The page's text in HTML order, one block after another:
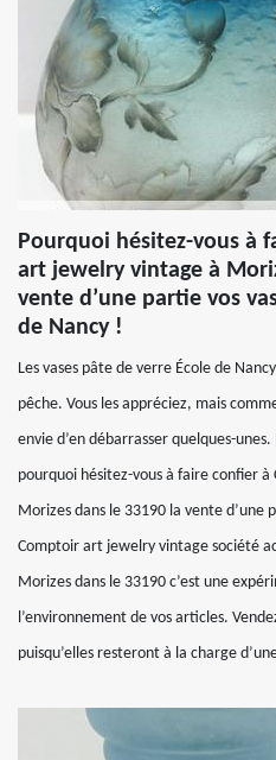
Pourquoi hésitez-vous à
art jewelry vintage à
vente d’une partie vos
de Nancy !
Les vases pâte de verre École de
pêche. Vous les appréciez, mais
envie d’en débarrasser quelques-
pourquoi hésitez-vous à faire confier
Morizes dans le 33190 la vente d’une
Comptoir art jewelry vintage société
Morizes dans le 33190 c’est une
l’environnement de vos articles.
puisqu’elles resteront à la charge